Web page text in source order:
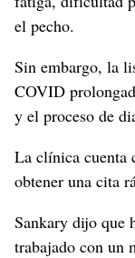
el pecho.
Sin embargo, la
COVID
y el proceso de
La clínica cuenta
obtener una cita
Sankary dijo que
trabajado con un